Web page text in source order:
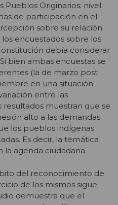
Pueblos Originarios: nivel
de participación en el
sobre su relación
encuestados sobre los
debía considerar
bien ambas encuestas se
(la de marzo post
en una situación
entre las
resultados muestran que se
alto a las demandas
los pueblos indígenas
Es decir, la temática
la agenda ciudadana.
del reconocimiento de
de los mismos sigue
demuestra que el